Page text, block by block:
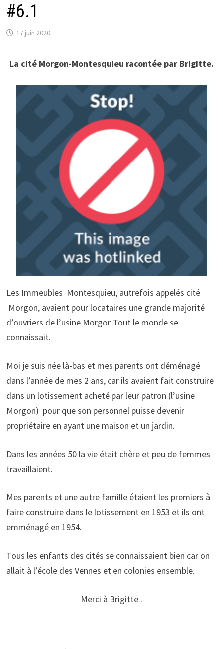
#6.1
17 juin 2020
La cité Morgon-Montesquieu racontée par Brigitte.
Les Immeubles Montesquieu, autrefois appelés cité
Morgon, avaient pour locataires une grande majorité
d’ouvriers de l’usine Morgon.Tout le monde se
connaissait.
Moi je suis née là-bas et mes parents ont déménagé
dans l’année de mes 2 ans, car ils avaient fait construire
dans un lotissement acheté par leur patron (l’usine
Morgon) pour que son personnel puisse devenir
propriétaire en ayant une maison et un jardin.
Dans les années 50 la vie était chère et peu de femmes
travaillaient.
Mes parents et une autre famille étaient les premiers à
faire construire dans le lotissement en 1953 et ils ont
emménagé en 1954.
Tous les enfants des cités se connaissaient bien car on
allait à l’école des Vennes et en colonies ensemble.
Merci à Brigitte .